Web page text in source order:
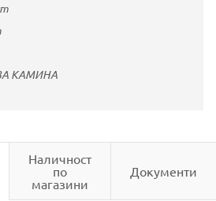
КАМИНА
Наличност
по
магазини
Документи